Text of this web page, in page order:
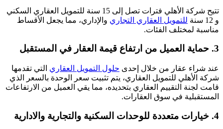
تتيح شركة الأهلي فترات تصل إلى 15 سنة للتمويل العقاري السكني
و 12 سنة
للتمويل العقاري التجاري والإداري، مما يجعل الأقساط
مناسبة لمختلف الفئات.
3. حماية العميل من ارتفاع قيمة العقار في المستقبل
عند شراء عقار من خلال إحدى حلول التمويل العقاري التي تقدمها
شركة الأهلي للتمويل العقاري، يتم تثبيت سعر الوحدة بالسعر الذي
قامت لجنة التقييم العقاري بتحديده، مما يقي العميل من الارتفاعات
المستقبلية في سوق العقارات.
4. خيارات متعددة للوحدات السكنية والتجارية والادارية